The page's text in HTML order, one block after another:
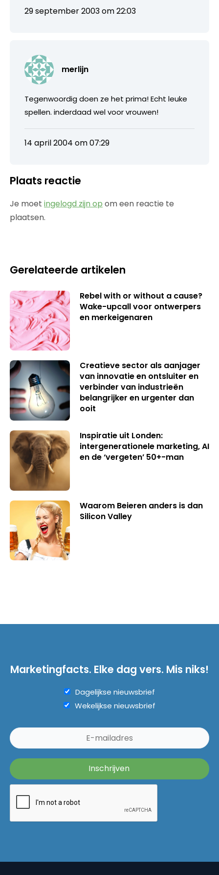
29 september 2003 om 22:03
merlijn
Tegenwoordig doen ze het prima! Echt leuke
spellen. inderdaad wel voor vrouwen!
14 april 2004 om 07:29
Plaats reactie
Je moet ingelogd zijn op om een reactie te
plaatsen.
Gerelateerde artikelen
Rebel with or without a cause?
Wake-upcall voor ontwerpers
en merkeigenaren
Creatieve sector als aanjager
van innovatie en ontsluiter en
verbinder van industrieën
belangrijker en urgenter dan
ooit
Inspiratie uit Londen:
intergenerationele marketing, AI
en de ‘vergeten’ 50+-man
Waarom Beieren anders is dan
Silicon Valley
Marketingfacts. Elke dag vers. Mis niks!
Dagelijkse nieuwsbrief
Wekelijkse nieuwsbrief